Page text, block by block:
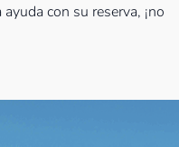
con su reserva, ¡no